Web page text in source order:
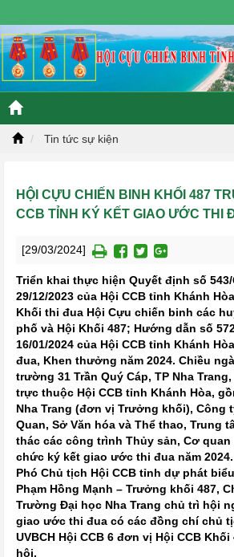
Thứ bảy, 08/08/2026 05:01 GMT+7
Tin tức sự kiện
HỘI CỰU CHIẾN BINH KHỐI 487
CCB TỈNH KÝ KẾT GIAO ƯỚC THI
[29/03/2024]
Triển khai thực hiện Quyết định số
29/12/2023 của Hội CCB tỉnh Khánh
Khối thi đua Hội Cựu chiến binh các
phố và Hội Khối 487; Hướng dẫn số
16/01/2024 của Hội CCB tỉnh Khánh
đua, Khen thưởng năm 2024. Chiều
trường 31 Trần Quý Cáp, TP Nha
trực thuộc Hội CCB tỉnh Khánh Hòa,
Nha Trang (đơn vị Trưởng khối), Công
Quan, Sở Văn hóa và Thể thao, Trung
thác các công trình Thủy sản, Cơ quan
chức ký kết giao ước thi đua năm
Phó Chủ tịch Hội CCB tỉnh dự phát
Phạm Hồng Mạnh – Trưởng khối 487,
Trường Đại học Nha Trang chủ trì hội
giao ước thi đua có các đồng chí chủ
UVBCH Hội CCB 6 đơn vị Hội CCB
hội.